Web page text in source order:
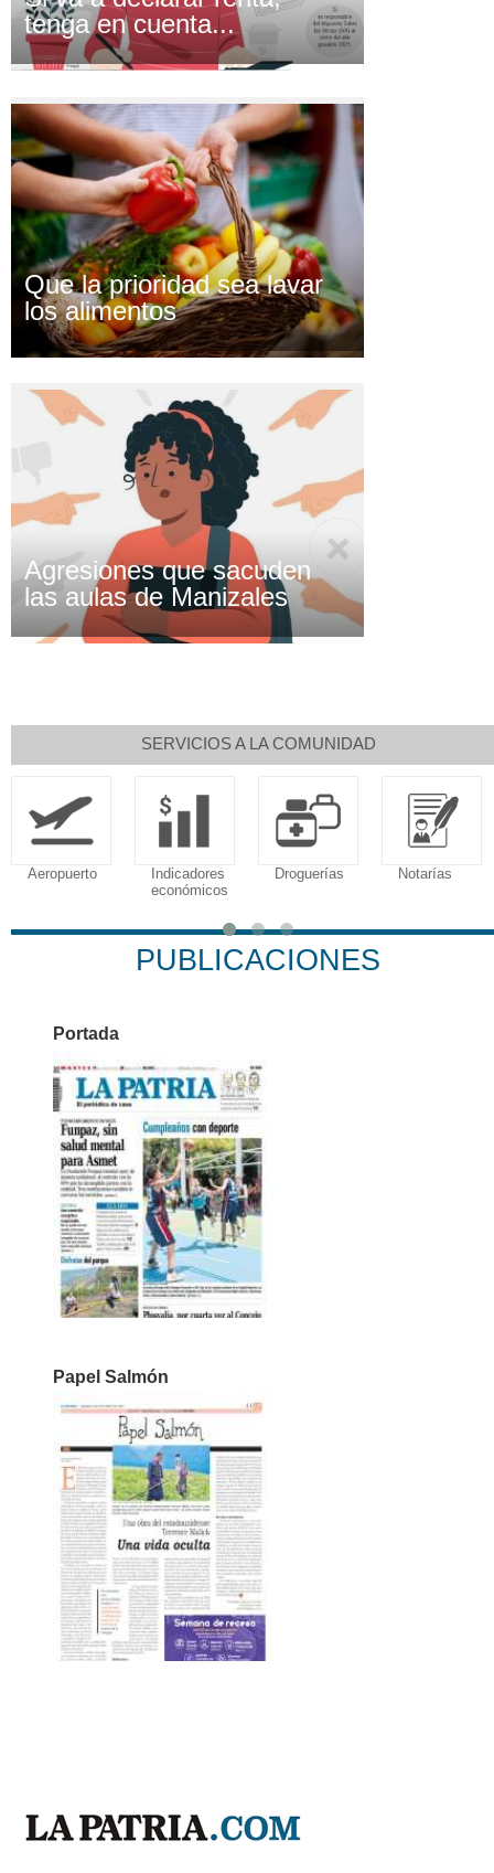
tenga en cuenta...
Que la prioridad sea lavar
los alimentos
Agresiones que sacuden
las aulas de Manizales
SERVICIOS A LA COMUNIDAD
Aeropuerto
Indicadores
económicos
Droguerías Notarías
PUBLICACIONES
Portada
Papel Salmón